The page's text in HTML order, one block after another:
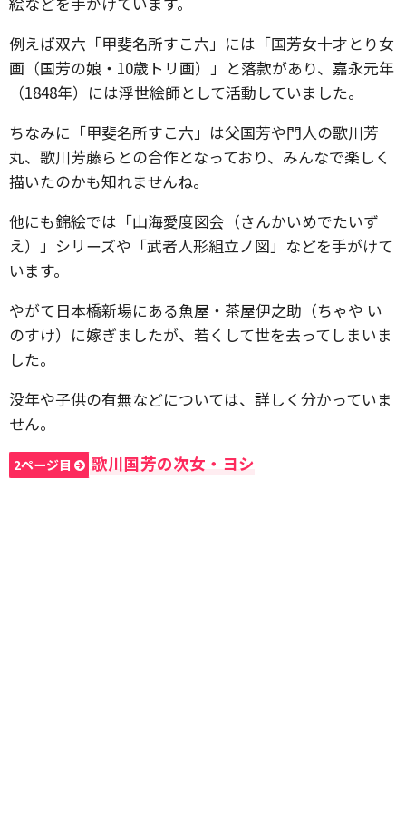
例えば双六「甲斐名所すこ六」には「国芳女十才とり女
画（国芳の娘・10歳トリ画）」と落款があり、嘉永元年
（1848年）には浮世絵師として活動していました。
ちなみに「甲斐名所すこ六」は父国芳や門人の歌川芳
丸、歌川芳藤らとの合作となっており、みんなで楽しく
描いたのかも知れませんね。
他にも錦絵では「山海愛度図会（さんかいめでたいず
え）」シリーズや「武者人形組立ノ図」などを手がけて
います。
やがて日本橋新場にある魚屋・茶屋伊之助（ちゃや い
のすけ）に嫁ぎましたが、若くして世を去ってしまいま
した。
没年や子供の有無などについては、詳しく分かっていま
せん。
2ページ目 歌川国芳の次女・ヨシ